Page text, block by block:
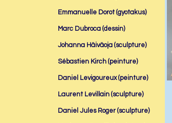
Emmanuelle Dorot (gyotakus)
Marc Dubroca (dessin)
Johanna Häiväoja (sculpture)
Sébastien Kirch (peinture)
Daniel Levigoureux (peinture)
Laurent Levillain (sculpture)
Daniel Jules Roger (sculpture)